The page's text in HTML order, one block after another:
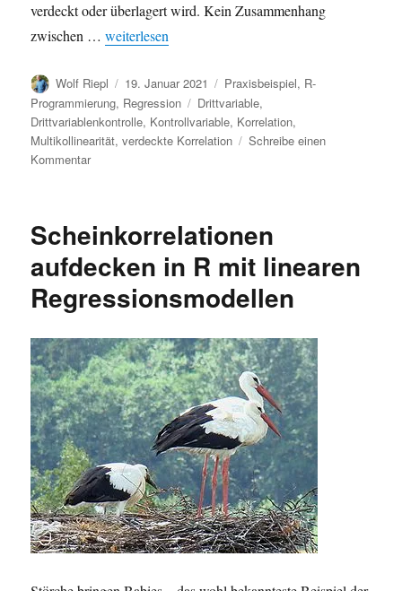
verdeckt oder überlagert wird. Kein Zusammenhang
zwischen …„Verdeckte Korrelationen sichtbar machen in R mit
weiterlesen
Autor
Wolf Riepl
Veröffentlicht
am
19. Januar 2021 Kategorien
Praxisbeispiel, R-
Programmierung, Regression Schlagwörter
Drittvariable,
Drittvariablenkontrolle, Kontrollvariable, Korrelation,
Multikollinearität,verdeckte Korrelation
Schreibe einen
Kommentarzu
machen
R
mit
linearen
Scheinkorrelationen
aufdecken in R mit linearen
Regressionsmodellen